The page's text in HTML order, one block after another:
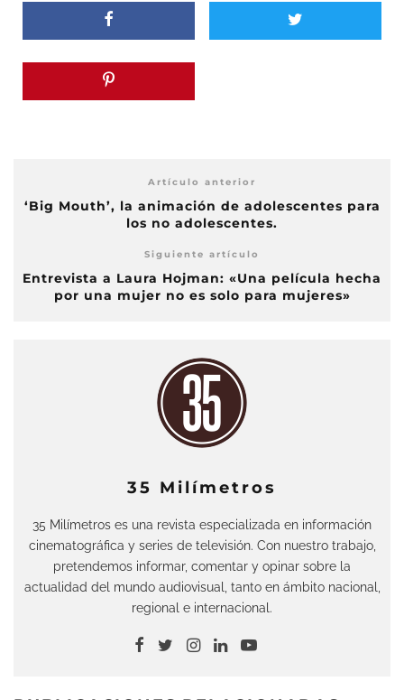
Artículo anterior
‘Big Mouth’, la animación de adolescentes para
los no adolescentes.
Siguiente artículo
Entrevista a Laura Hojman: «Una película hecha
por una mujer no es solo para mujeres»
35 Milímetros
35 Milímetros es una revista especializada en información
cinematográfica y series de televisión. Con nuestro trabajo,
pretendemos informar, comentar y opinar sobre la
actualidad del mundo audiovisual, tanto en ámbito nacional,
regional e internacional.